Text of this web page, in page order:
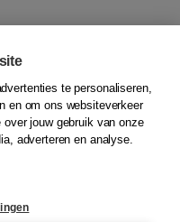
te personaliseren,
en om ons websiteverkeer
jouw gebruik van onze
adverteren en analyse.